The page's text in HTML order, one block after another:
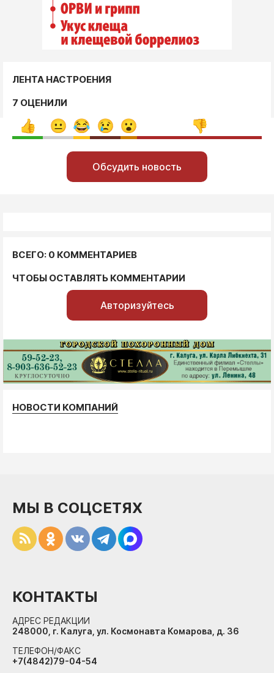
ЛЕНТА НАСТРОЕНИЯ
7 ОЦЕНИЛИ
Обсудить новость
ВСЕГО: 0 КОММЕНТАРИЕВ
ЧТОБЫ ОСТАВЛЯТЬ КОММЕНТАРИИ
Авторизуйтесь
НОВОСТИ КОМПАНИЙ
МЫ В СОЦСЕТЯХ
КОНТАКТЫ
АДРЕС РЕДАКЦИИ
248000, г. Калуга, ул. Космонавта Комарова, д. 36
ТЕЛЕФОН/ФАКС
+7(4842)79-04-54